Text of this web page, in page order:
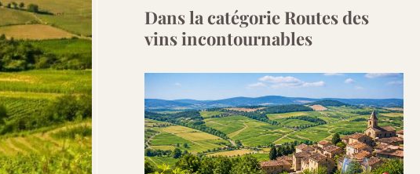
Dans la catégorie Routes des
vins incontournables